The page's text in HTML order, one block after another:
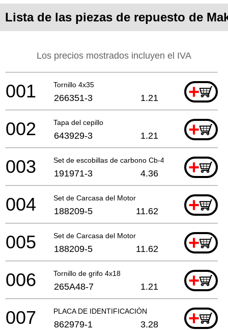
Lista de las piezas de repuesto de
Los precios mostrados incluyen el IVA
Tornillo 4x35 +
001 266351-3 1.21
Tapa del cepillo +
002 643929-3 1.21
Set de escobillas de carbono Cb-430 +
003 191971-3 4.36
Set de Carcasa del Motor +
004 188209-5 11.62
Set de Carcasa del Motor +
005 188209-5 11.62
Tornillo de grifo 4x18 +
006 265A48-7 1.21
PLACA DE IDENTIFICACIÓN +
007 862979-1 3.28